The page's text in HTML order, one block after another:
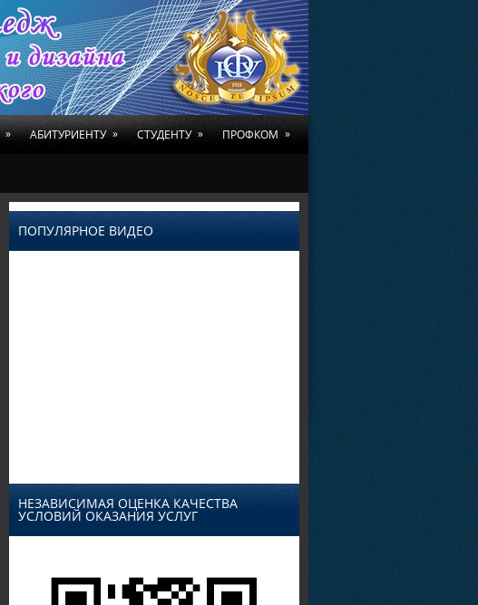
» АБИТУРИЕНТУ » СТУДЕНТУ » ПРОФКОМ »
ПОПУЛЯРНОЕ ВИДЕО
НЕЗАВИСИМАЯ ОЦЕНКА КАЧЕСТВА
УСЛОВИЙ ОКАЗАНИЯ УСЛУГ